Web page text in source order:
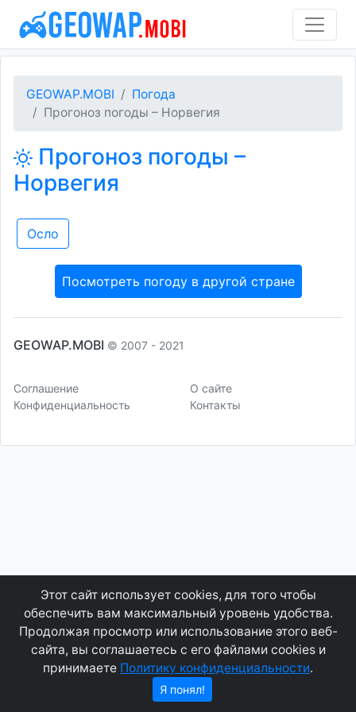
GEOWAP.MOBI
Погода
Прогоноз погоды – Норвегия
Прогоноз погоды –
Норвегия
Осло
Посмотреть погоду в другой стране
GEOWAP.MOBI © 2007 - 2021
Соглашение
Конфиденциальность
О сайте
Контакты
Этот сайт использует cookies, для того чтобы
обеспечить вам максимальный уровень удобства.
Продолжая просмотр или использование этого веб-
сайта, вы соглашаетесь с его файлами cookies и
принимаете Политику конфиденциальности.
Я понял!